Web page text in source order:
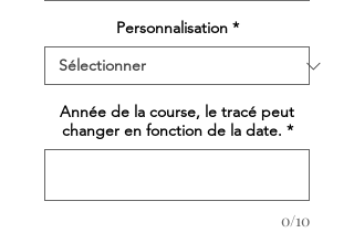
Personnalisation *
Année de la course, le tracé peut
changer en fonction de la date. *
0/10